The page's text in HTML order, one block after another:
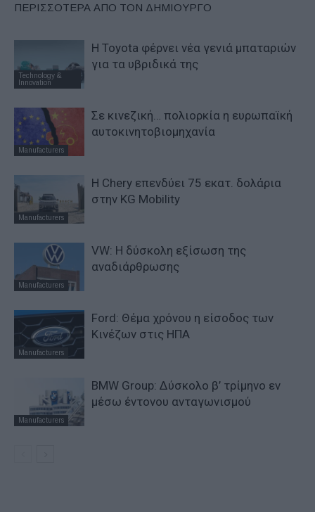
ΠΕΡΙΣΣΟΤΕΡΑ ΑΠΟ ΤΟΝ ΔΗΜΙΟΥΡΓΟ
Technology &
Innovation
Η Toyota φέρνει νέα γενιά μπαταριών
για τα υβριδικά της
Manufacturers
Σε κινεζική… πολιορκία η ευρωπαϊκή
αυτοκινητοβιομηχανία
Manufacturers
Η Chery επενδύει 75 εκατ. δολάρια
στην KG Mobility
Manufacturers
VW: Η δύσκολη εξίσωση της
αναδιάρθρωσης
Manufacturers
Ford: Θέμα χρόνου η είσοδος των
Κινέζων στις ΗΠΑ
Manufacturers
BMW Group: Δύσκολο β’ τρίμηνο εν
μέσω έντονου ανταγωνισμού